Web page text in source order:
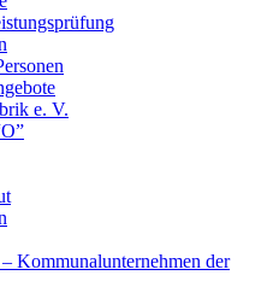
e. V.
Kommunalunternehmen der